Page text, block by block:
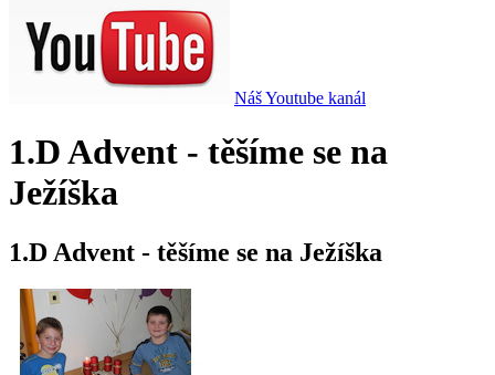
Náš Youtube kanál
1.D Advent - těšíme se na
Ježíška
1.D Advent - těšíme se na Ježíška